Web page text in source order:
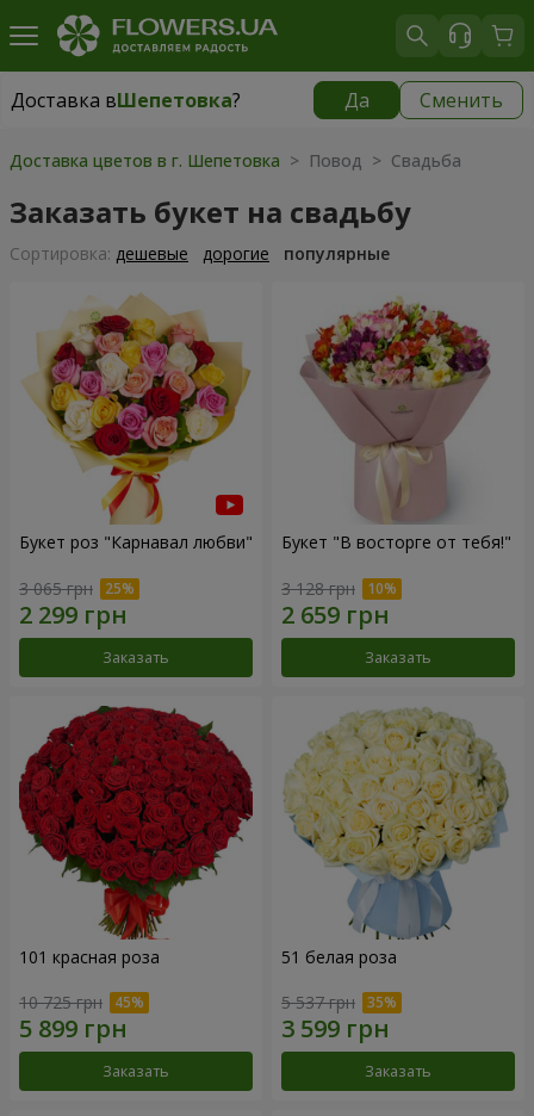
Доставка вШепетовка? Да Сменить
Доставка вШепетовка|
Доставка цветов в г. Шепетовка > Повод > Свадьба
Заказать букет на свадьбу
Cортировка: дешевые дорогие популярные
Букет роз "Карнавал любви"
3 065 грн
Заказать
Букет "В восторге от тебя!"
3 128 грн
Заказать
101 красная роза
10 725 грн
Заказать
51 белая роза
5 537 грн
Заказать